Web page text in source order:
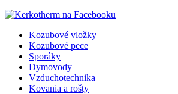
Kozubové vložky
Kozubové pece
Sporáky
Dymovody
Vzduchotechnika
Kovania a rošty